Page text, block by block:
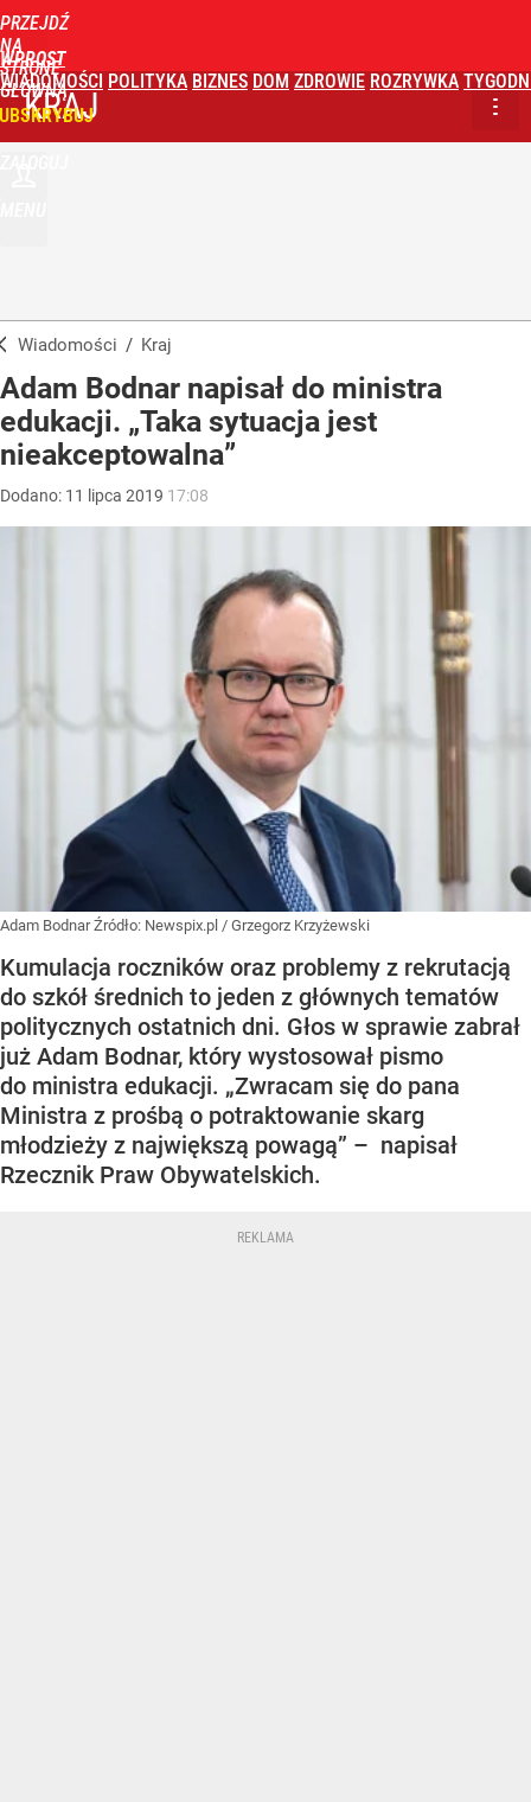
PRZEJDŹ
NA
STRONĘ
GŁÓWNĄ
WPROST
WIADOMOŚCI POLITYKA BIZNES DOM ZDROWIE ROZRYWKA
KRAJ
Wiadomości / Kraj
Adam Bodnar napisał do ministra
edukacji. „Taka sytuacja jest
nieakceptowalna”
Dodano: 11 lipca 2019 17:08
Adam BodnarŹródło: Newspix.pl / Grzegorz Krzyżewski
Kumulacja roczników oraz problemy z rekrutacją
do szkół średnich to jeden z głównych tematów
politycznych ostatnich dni. Głos w sprawie zabrał
już Adam Bodnar, który wystosował pismo
do ministra edukacji. „Zwracam się do pana
Ministra z prośbą o potraktowanie skarg
młodzieży z największą powagą” – napisał
Rzecznik Praw Obywatelskich.